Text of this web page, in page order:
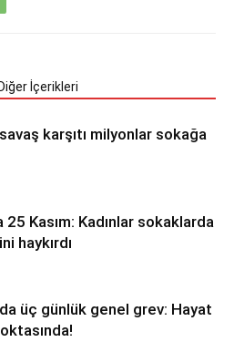
İçerikleri
karşıtı milyonlar sokağa
25 Kasım: Kadınlar sokaklarda
haykırdı
üç günlük genel grev: Hayat